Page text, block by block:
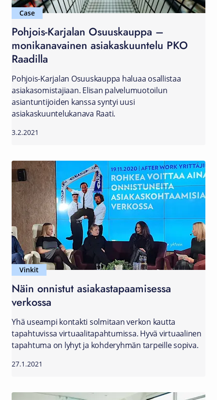
Case
Pohjois-Karjalan Osuuskauppa –
monikanavainen asiakaskuuntelu PKO
Raadilla
Pohjois-Karjalan Osuuskauppa haluaa osallistaa
asiakasomistajiaan. Elisan palvelumuotoilun
asiantuntijoiden kanssa syntyi uusi
asiakaskuuntelukanava Raati.
3.2.2021
Vinkit
Näin onnistut asiakastapaamisessa
verkossa
Yhä useampi kontakti solmitaan verkon kautta
tapahtuvissa virtuaalitapahtumissa. Hyvä virtuaalinen
tapahtuma on lyhyt ja kohderyhmän tarpeille sopiva.
27.1.2021